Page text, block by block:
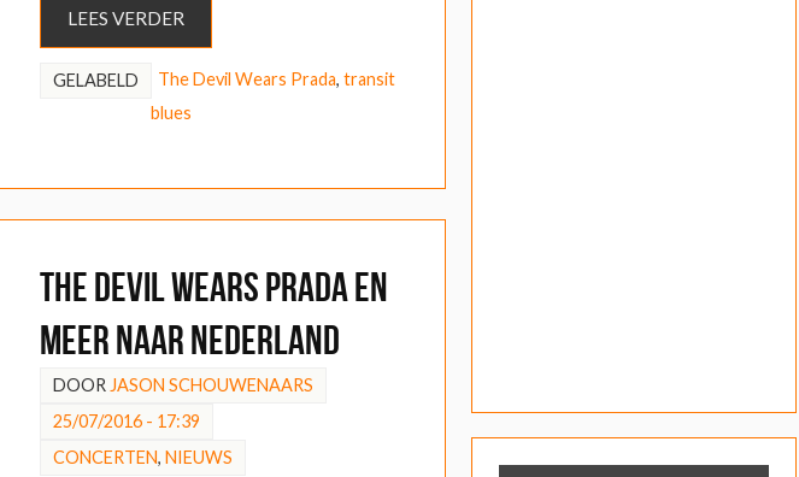
LEES VERDER
GELABELD The Devil Wears Prada, transit
blues
The Devil Wears Prada en
meer naar Nederland
DOORJASON SCHOUWENAARS
25/07/2016 - 17:39
CONCERTEN, NIEUWS